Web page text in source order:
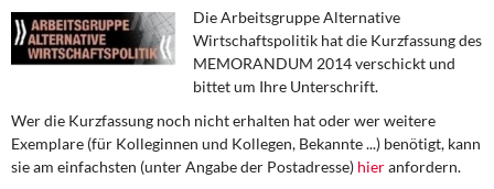
Wirtschaftspolitik
Steuer- und Finanzpolitik
Öffentliche Infrastruktur und Daseinsvorsorge
Eurokrise und Griechenland
Die Arbeitsgruppe Alternative
Wirtschaftspolitik hat die Kurzfassung des
MEMORANDUM 2014 verschickt und
bittet um Ihre Unterschrift.
Wer die Kurzfassung noch nicht erhalten hat oder wer weitere
Exemplare (für Kolleginnen und Kollegen, Bekannte ...) benötigt, kann
sie am einfachsten (unter Angabe der Postadresse) hieranfordern.